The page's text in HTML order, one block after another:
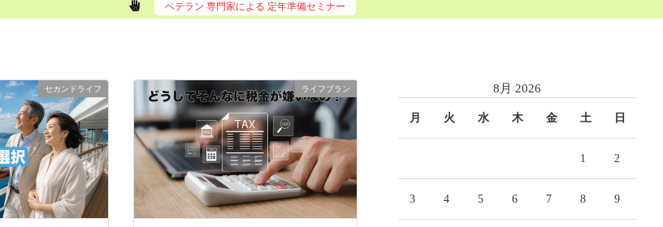
ベテラン 専門家による 定年準備セミナー
セカンドライフ ライフプラン 8月 2026
月 火 水 木 金 土 日
1 2
3 4 5 6 7 8 9